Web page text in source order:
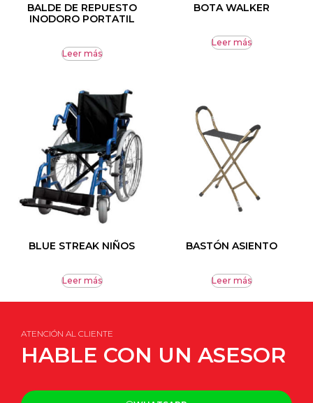
BALDE DE REPUESTO
INODORO PORTATIL
Leer más
BOTA WALKER
Leer más
BLUE STREAK NIÑOS
Leer más
BASTÓN ASIENTO
Leer más
ATENCIÓN AL CLIENTE
HABLE CON UN ASESOR